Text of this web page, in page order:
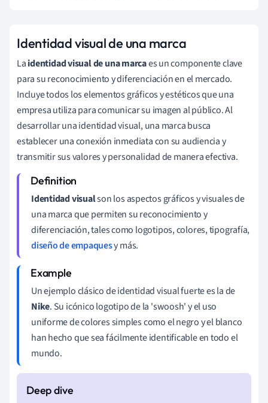
Identidad visual de una marca
Laidentidad visual de una marcaes un componente clave
para su reconocimiento y diferenciación en el mercado.
Incluye todos los elementos gráficos y estéticos que una
empresa utiliza para comunicar su imagen al público. Al
desarrollar una identidad visual, una marca busca
establecer una conexión inmediata con su audiencia y
transmitir sus valores y personalidad de manera efectiva.
Identidad visualson los aspectos gráficos y visuales de
una marca que permiten su reconocimiento y
diferenciación, tales como logotipos, colores, tipografía,
diseño de empaquesy más.
Un ejemplo clásico de identidad visual fuerte es la de
Nike. Su icónico logotipo de la 'swoosh' y el uso
uniforme de colores simples como el negro y el blanco
han hecho que sea fácilmente identificable en todo el
mundo.